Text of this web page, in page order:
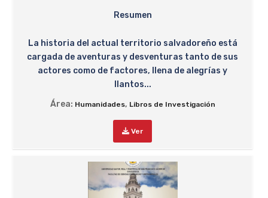
Resumen
La historia del actual territorio salvadoreño está
cargada de aventuras y desventuras tanto de sus
actores como de factores, llena de alegrías y
llantos...
Área: Humanidades, Libros de Investigación
Ver